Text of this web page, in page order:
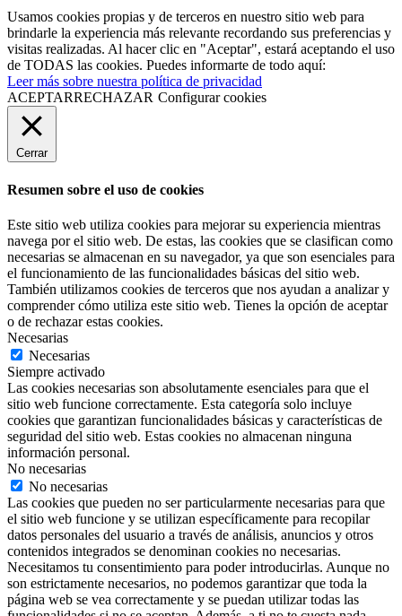
Usamos cookies propias y de terceros en nuestro sitio web para
brindarle la experiencia más relevante recordando sus preferencias y
visitas realizadas. Al hacer clic en "Aceptar", estará aceptando el uso
de TODAS las cookies. Puedes informarte de todo aquí:
Leer más sobre nuestra política de privacidad
ACEPTARRECHAZAR Configurar cookies
Cerrar
Resumen sobre el uso de cookies
Este sitio web utiliza cookies para mejorar su experiencia mientras
navega por el sitio web. De estas, las cookies que se clasifican como
necesarias se almacenan en su navegador, ya que son esenciales para
el funcionamiento de las funcionalidades básicas del sitio web.
También utilizamos cookies de terceros que nos ayudan a analizar y
comprender cómo utiliza este sitio web. Tienes la opción de aceptar
o de rechazar estas cookies.
Necesarias
Necesarias
Siempre activado
Las cookies necesarias son absolutamente esenciales para que el
sitio web funcione correctamente. Esta categoría solo incluye
cookies que garantizan funcionalidades básicas y características de
seguridad del sitio web. Estas cookies no almacenan ninguna
información personal.
No necesarias
No necesarias
Las cookies que pueden no ser particularmente necesarias para que
el sitio web funcione y se utilizan específicamente para recopilar
datos personales del usuario a través de análisis, anuncios y otros
contenidos integrados se denominan cookies no necesarias.
Necesitamos tu consentimiento para poder introducirlas. Aunque no
son estrictamente necesarios, no podemos garantizar que toda la
página web se vea correctamente y se puedan utilizar todas las